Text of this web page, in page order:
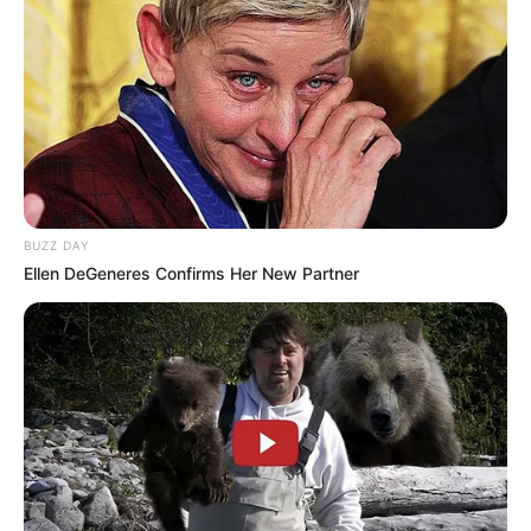
Lalita Hutami
Setelah berkenalan selama 3 minggu keduanya resmi berpacaran.
Ia dan Lalita Hutami sering membuat konten bersama selama
pacaran. Setelah kurang lebih satu tahun menjalin hubungan, ia
melamar Lalita pada November 2021.
Keduanya lanjut ke jenjang lebih serius dengan menikah pada 27
Maret 2022. Keduanya dikaruniai anak pertama pada 3 Juni 2023
bernama Alvarazka Antarsukha Wardani.
Kekayaan
Tak diketahui berapa total kekayaan Ibnu Wardani, kekayaannya
berasal dari kariernya sebagai TikToker dan YouTuber.
YouTube
Dikutip dariSocial Blade tahun 2023, penghasilannya perhari 1,2
ribu-19,3 ribu dollar atau 18 juta-289 juta rupiah, perbulan 36,1
ribu-577,5 ribu dollar atau 541 juta-8 milliar rupiah dan pertahun
BUZZ DAY
Ellen DeGeneres Confirms Her New Partner